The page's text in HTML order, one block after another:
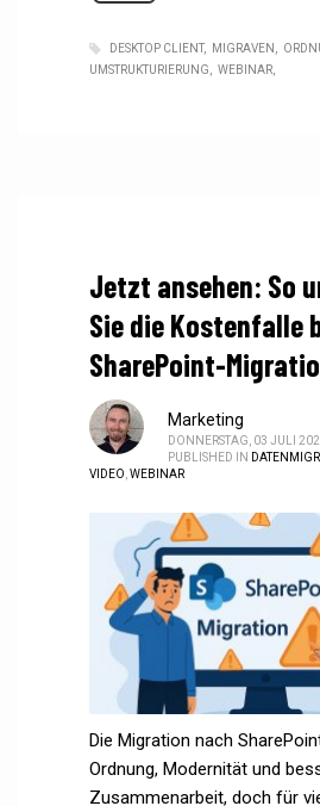
DESKTOP CLIENT MIGRAVEN
UMSTRUKTURIERUNG
WEBINAR
Jetzt ansehen: So
Sie die Kostenfalle
SharePoint-
Marketing
DONNERSTAG, 03 JULI
PUBLISHED IN
VIDEO,WEBINAR
Die Migration nach
Ordnung, Modernität und
Zusammenarbeit, doch für